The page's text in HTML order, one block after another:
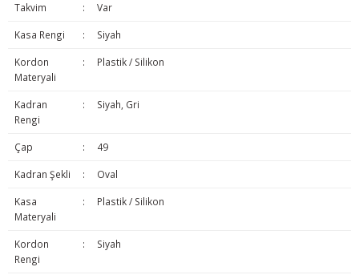
Takvim : Var
Kasa Rengi : Siyah
Kordon
Materyali
: Plastik / Silikon
Kadran
Rengi
: Siyah, Gri
Çap : 49
Kadran Şekli : Oval
Kasa
Materyali
: Plastik / Silikon
Kordon
Rengi
: Siyah